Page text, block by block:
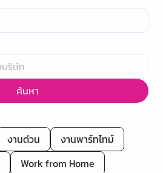
ค้นหา
งานด่วน
งานพาร์ทไทม์
Work from Home